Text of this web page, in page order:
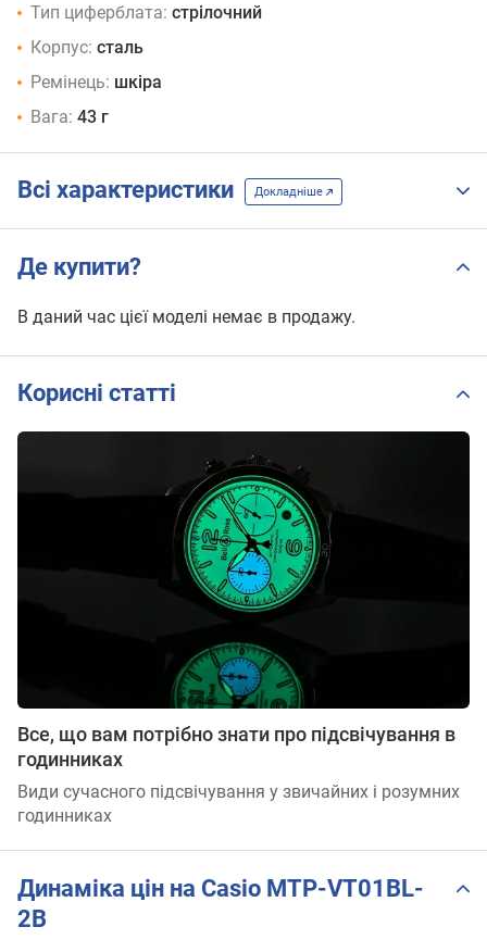
Тип циферблата: стрілочний
Корпус: сталь
Ремінець: шкіра
Вага: 43 г
Всі характеристики Докладніше
Де купити?
В даний час цієї моделі немає в продажу.
Корисні статті
Все, що вам потрібно знати про підсвічування в
годинниках
Види сучасного підсвічування у звичайних і розумних
годинниках
Динаміка цін на Casio MTP-VT01BL-
2B